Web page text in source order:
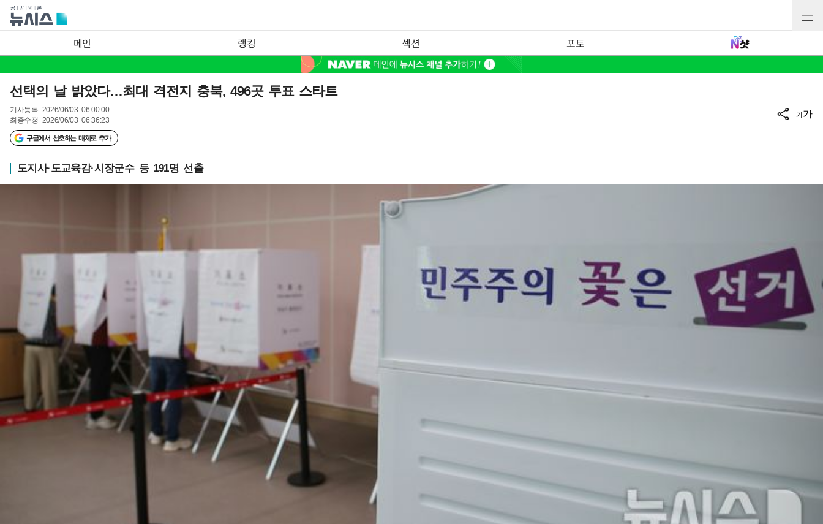
메인 랭킹 섹션 포토
선택의 날 밝았다…최대 격전지 충북, 496곳 투표 스타트
기사등록 2026/06/03 06:00:00
최종수정 2026/06/03 06:36:23
구글에서 선호하는 매체로 추가
가가
도지사·도교육감·시장군수 등 191명 선출